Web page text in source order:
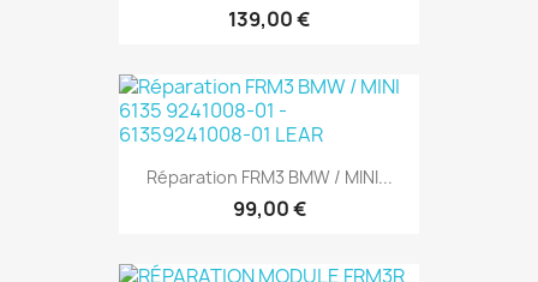
139,00 €
Réparation FRM3 BMW / MINI...
99,00 €